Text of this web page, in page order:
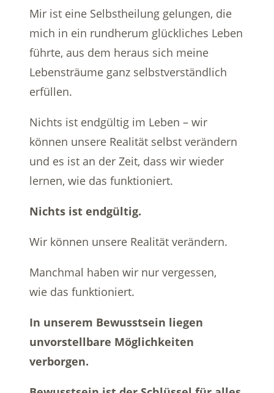
Mir ist eine Selbstheilung gelungen, die
mich in ein rundherum glückliches Leben
führte, aus dem heraus sich meine
Lebensträume ganz selbstverständlich
erfüllen.
Nichts ist endgültig im Leben – wir
können unsere Realität selbst verändern
und es ist an der Zeit, dass wir wieder
lernen, wie das funktioniert.
Nichts ist endgültig.
Wir können unsere Realität verändern.
Manchmal haben wir nur vergessen,
wie das funktioniert.
In unserem Bewusstsein liegen
unvorstellbare Möglichkeiten
verborgen.